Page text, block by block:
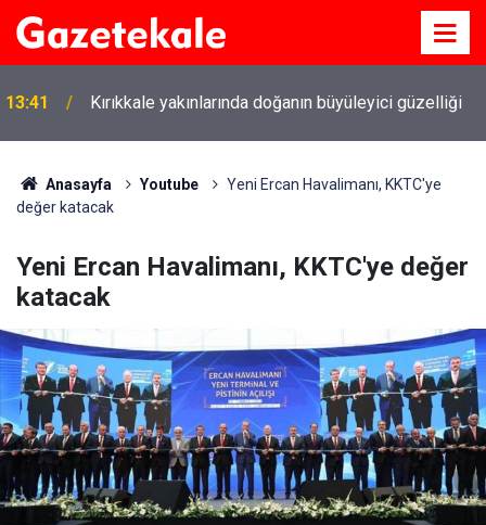
13:41 Kırıkkale yakınlarında doğanın büyüleyici güzelliği
Anasayfa Youtube
Yeni Ercan Havalimanı, KKTC'ye
değer katacak
Yeni Ercan Havalimanı, KKTC'ye değer
katacak